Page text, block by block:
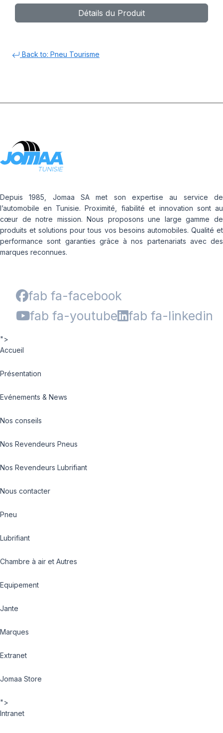
Détails du Produit
Back to: Pneu Tourisme
Depuis 1985, Jomaa SA met son expertise au service de
l’automobile en Tunisie. Proximité, fiabilité et innovation sont au
cœur de notre mission. Nous proposons une large gamme de
produits et solutions pour tous vos besoins automobiles. Qualité et
performance sont garanties grâce à nos partenariats avec des
marques reconnues.
fab fa-facebook
fab fa-youtube
fab fa-linkedin
">
Accueil
Présentation
Evénements & News
Nos conseils
Nos Revendeurs Pneus
Nos Revendeurs Lubrifiant
Nous contacter
Pneu
Lubrifiant
Chambre à air et Autres
Equipement
Jante
Marques
Extranet
Jomaa Store
">
Intranet